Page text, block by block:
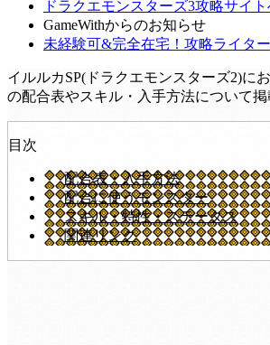
ドラクエモンスターズ3攻略サイ
GameWithからのお知らせ
未経験可&完全在宅！攻略ライター
イルルカSP(ドラクエモンスターズ2)に
の配合表やスキル・入手方法について掲
目次
配合表・入手方法
配合に使うモンスター
スキル・特性・ステータス
関連リンク